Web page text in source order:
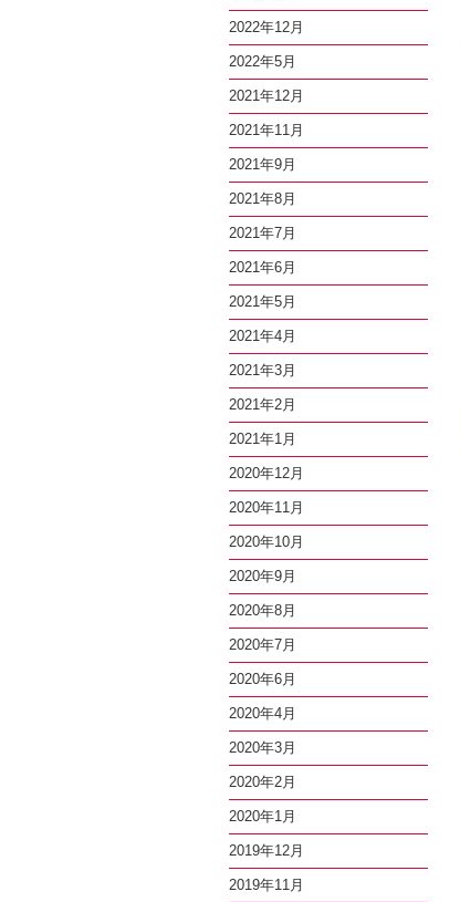
2022年12月
2022年5月
2021年12月
2021年11月
2021年9月
2021年8月
2021年7月
2021年6月
2021年5月
2021年4月
2021年3月
2021年2月
2021年1月
2020年12月
2020年11月
2020年10月
2020年9月
2020年8月
2020年7月
2020年6月
2020年4月
2020年3月
2020年2月
2020年1月
2019年12月
2019年11月